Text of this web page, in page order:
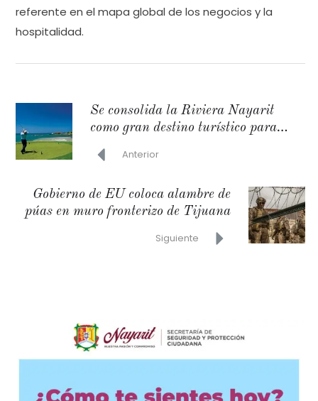
referente en el mapa global de los negocios y la
hospitalidad.
Se consolida la Riviera Nayarit
como gran destino turístico para
jugar golf
Anterior
Gobierno de EU coloca alambre de
púas en muro fronterizo de Tijuana
Siguiente